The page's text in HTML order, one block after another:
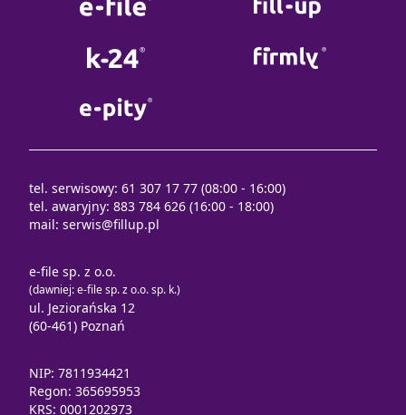
tel. serwisowy: 61 307 17 77 (08:00 - 16:00)
tel. awaryjny: 883 784 626 (16:00 - 18:00)
mail: serwis@fillup.pl
e-file sp. z o.o.
(dawniej: e-file sp. z o.o. sp. k.)
ul. Jeziorańska 12
(60-461) Poznań
NIP: 7811934421
Regon: 365695953
KRS: 0001202973